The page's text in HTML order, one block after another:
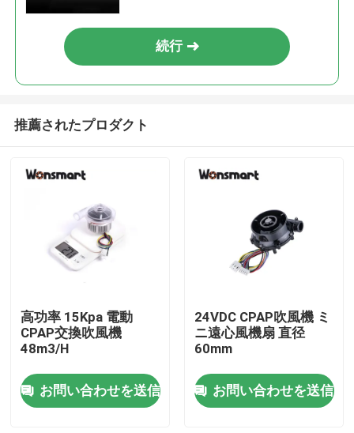
続行
推薦されたプロダクト
高功率 15Kpa 電動
CPAP交換吹風機
48m3/H
お問い合わせを送信
24VDC CPAP吹風機 ミ
ニ遠心風機扇 直径
60mm
お問い合わせを送信